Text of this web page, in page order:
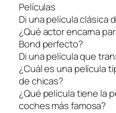
Películas
Di una película clásica
¿Qué actor encarna
Bond perfecto?
Di una película que
¿Cuál es una película
de chicas?
¿Qué película tiene la
coches más famosa?